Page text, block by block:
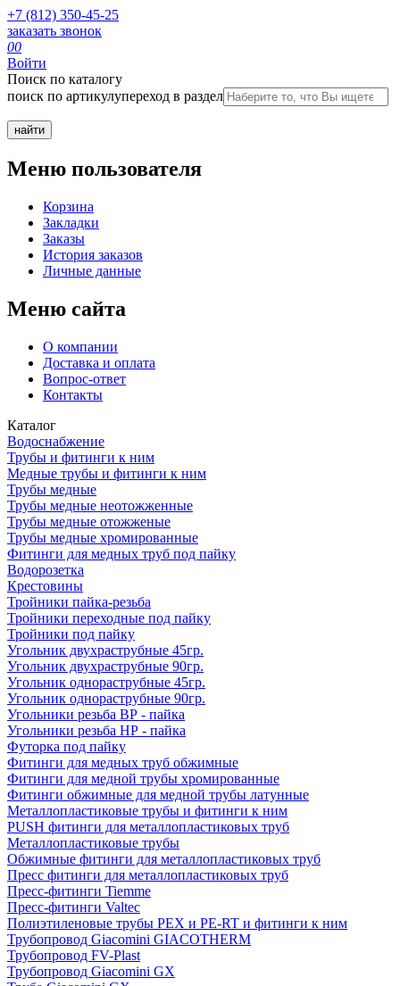
+7 (812) 350-45-25
заказать звонок
00
Войти
Поиск по каталогу
поиск по артикулупереход в раздел
Меню пользователя
Корзина
Закладки
Заказы
История заказов
Личные данные
Меню сайта
О компании
Доставка и оплата
Вопрос-ответ
Контакты
Каталог
Водоснабжение
Трубы и фитинги к ним
Медные трубы и фитинги к ним
Трубы медные
Трубы медные неотожженные
Трубы медные отожженые
Трубы медные хромированные
Фитинги для медных труб под пайку
Водорозетка
Крестовины
Тройники пайка-резьба
Тройники переходные под пайку
Тройники под пайку
Угольник двухраструбные 45гр.
Угольник двухраструбные 90гр.
Угольник однораструбные 45гр.
Угольник однораструбные 90гр.
Угольники резьба ВР - пайка
Угольники резьба НР - пайка
Футорка под пайку
Фитинги для медных труб обжимные
Фитинги для медной трубы хромированные
Фитинги обжимные для медной трубы латунные
Металлопластиковые трубы и фитинги к ним
PUSH фитинги для металлопластиковых труб
Металлопластиковые трубы
Обжимные фитинги для металлопластиковых труб
Пресс фитинги для металлопластиковых труб
Пресс-фитинги Tiemme
Пресс-фитинги Valtec
Полиэтиленовые трубы PEX и PE-RT и фитинги к ним
Трубопровод Giacomini GIACOTHERM
Трубопровод FV-Plast
Трубопровод Giacomini GX